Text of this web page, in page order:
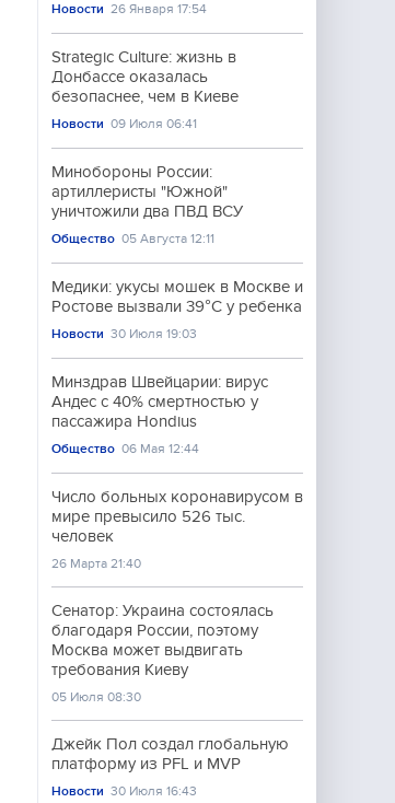
Новости 26 Января 17:54
Strategic Culture: жизнь в
Донбассе оказалась
безопаснее, чем в Киеве
Новости 09 Июля 06:41
Минобороны России:
артиллеристы "Южной"
уничтожили два ПВД ВСУ
Общество 05 Августа 12:11
Медики: укусы мошек в Москве и
Ростове вызвали 39°C у ребенка
Новости 30 Июля 19:03
Минздрав Швейцарии: вирус
Андес с 40% смертностью у
пассажира Hondius
Общество 06 Мая 12:44
Число больных коронавирусом в
мире превысило 526 тыс.
человек
26 Марта 21:40
Сенатор: Украина состоялась
благодаря России, поэтому
Москва может выдвигать
требования Киеву
05 Июля 08:30
Джейк Пол создал глобальную
платформу из PFL и MVP
Новости 30 Июля 16:43